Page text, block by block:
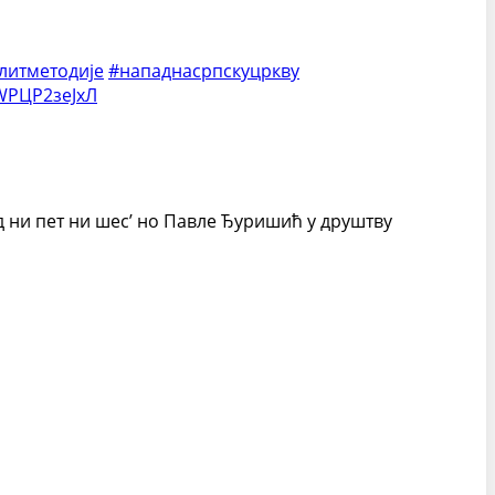
#нападнасрпскуцркву
ни пет ни шес’ но Павле Ђуришић у друштву